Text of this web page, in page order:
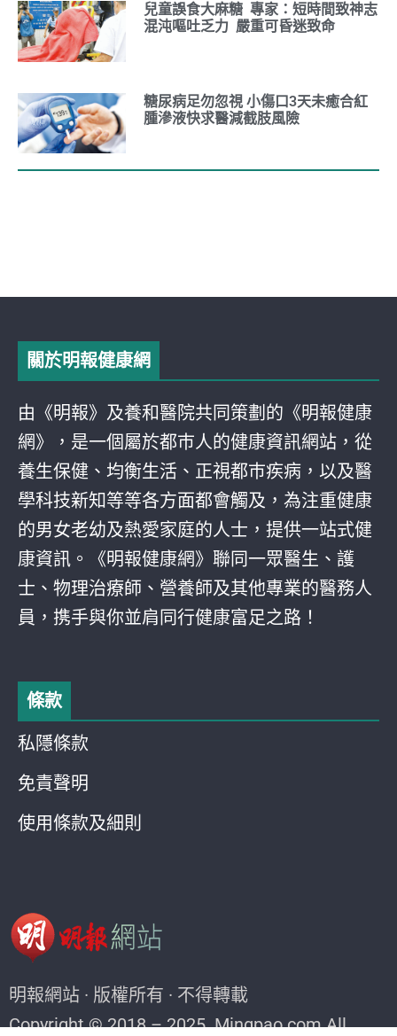
兒童誤食大麻糖 專家：短時間致神志
混沌嘔吐乏力 嚴重可昏迷致命
糖尿病足勿忽視 小傷口3天未癒合紅
腫滲液快求醫減截肢風險
關於明報健康網
由《明報》及養和醫院共同策劃的《明報健康
網》，是一個屬於都巿人的健康資訊網站，從
養生保健、均衡生活、正視都巿疾病，以及醫
學科技新知等等各方面都會觸及，為注重健康
的男女老幼及熱愛家庭的人士，提供一站式健
康資訊。《明報健康網》聯同一眾醫生、護
士、物理治療師、營養師及其他專業的醫務人
員，携手與你並肩同行健康富足之路！
條款
私隱條款
免責聲明
使用條款及細則
明報網站 · 版權所有 · 不得轉載
Copyright © 2018 – 2025. Mingpao.com All